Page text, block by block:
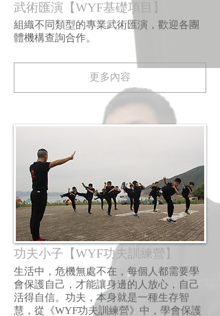
武術匯演【WYF基礎項目】
組織不同類型的專業武術匯演，歡迎各團
體機構查詢合作。
更多內容
功夫小子【WYF功夫訓練營】
生活中，危機無處不在，每個人都需要學​​
會保護自己，才能讓身邊的人放心，自己
活得自信。功夫，本身就是一種生存智
慧，從《WYF功夫訓練營》中，學會保護